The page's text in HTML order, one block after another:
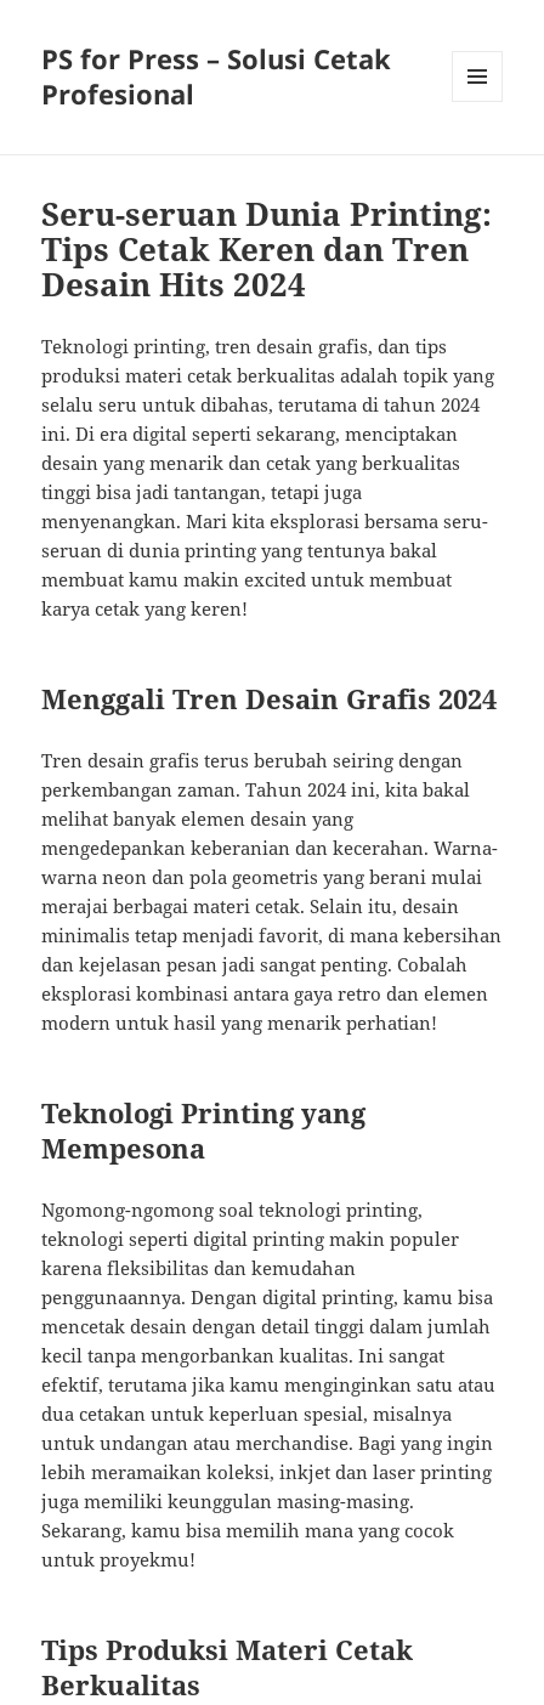
PS for Press – Solusi Cetak
Profesional
Seru-seruan Dunia Printing:
Tips Cetak Keren dan Tren
Desain Hits 2024
Teknologi printing, tren desain grafis, dan tips
produksi materi cetak berkualitas adalah topik yang
selalu seru untuk dibahas, terutama di tahun 2024
ini. Di era digital seperti sekarang, menciptakan
desain yang menarik dan cetak yang berkualitas
tinggi bisa jadi tantangan, tetapi juga
menyenangkan. Mari kita eksplorasi bersama seru-
seruan di dunia printing yang tentunya bakal
membuat kamu makin excited untuk membuat
karya cetak yang keren!
Menggali Tren Desain Grafis 2024
Tren desain grafis terus berubah seiring dengan
perkembangan zaman. Tahun 2024 ini, kita bakal
melihat banyak elemen desain yang
mengedepankan keberanian dan kecerahan. Warna-
warna neon dan pola geometris yang berani mulai
merajai berbagai materi cetak. Selain itu, desain
minimalis tetap menjadi favorit, di mana kebersihan
dan kejelasan pesan jadi sangat penting. Cobalah
eksplorasi kombinasi antara gaya retro dan elemen
modern untuk hasil yang menarik perhatian!
Teknologi Printing yang
Mempesona
Ngomong-ngomong soal teknologi printing,
teknologi seperti digital printing makin populer
karena fleksibilitas dan kemudahan
penggunaannya. Dengan digital printing, kamu bisa
mencetak desain dengan detail tinggi dalam jumlah
kecil tanpa mengorbankan kualitas. Ini sangat
efektif, terutama jika kamu menginginkan satu atau
dua cetakan untuk keperluan spesial, misalnya
untuk undangan atau merchandise. Bagi yang ingin
lebih meramaikan koleksi, inkjet dan laser printing
juga memiliki keunggulan masing-masing.
Sekarang, kamu bisa memilih mana yang cocok
untuk proyekmu!
Tips Produksi Materi Cetak
Berkualitas